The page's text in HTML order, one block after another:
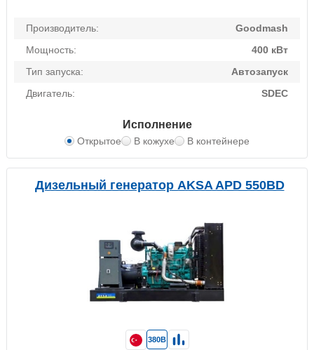
Производитель:
Goodmash
Мощность:
400 кВт
Тип запуска:
Автозапуск
Двигатель:
SDEC
Исполнение
Открытое В кожухе В контейнере
Дизельный генератор AKSA APD 550BD
380В